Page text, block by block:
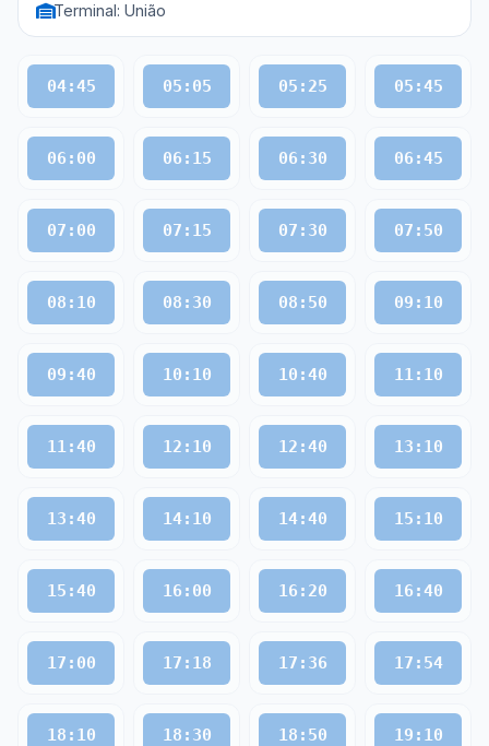
Terminal: União
04:45 05:05 05:25 05:45
06:00 06:15 06:30 06:45
07:00 07:15 07:30 07:50
08:10 08:30 08:50 09:10
09:40 10:10 10:40 11:10
11:40 12:10 12:40 13:10
13:40 14:10 14:40 15:10
15:40 16:00 16:20 16:40
17:00 17:18 17:36 17:54
18:10 18:30 18:50 19:10